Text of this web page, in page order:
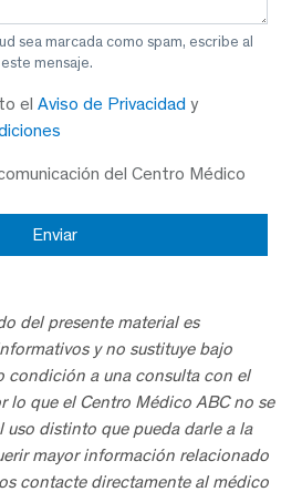
sea marcada como spam, escribe al
mensaje.
el Aviso de Privacidad y
del Centro Médico
del presente material es
y no sustituye bajo
condición a una consulta con el
lo que el Centro Médico ABC no se
uso distinto que pueda darle a la
mayor información relacionado
contacte directamente al médico